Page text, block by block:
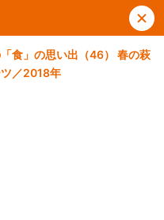
食」の思い出（46） 春の萩
／2018年